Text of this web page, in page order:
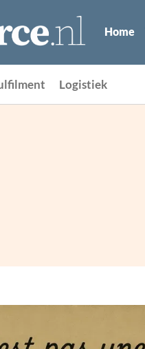
Home
Logistiek